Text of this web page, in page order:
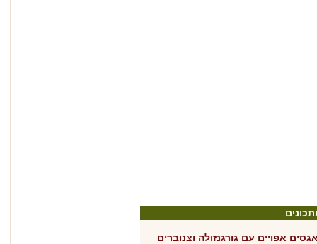
אפויים עם גורגנזולה וצנוברים